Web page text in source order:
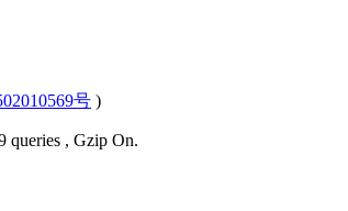
号 )
queries , Gzip On.